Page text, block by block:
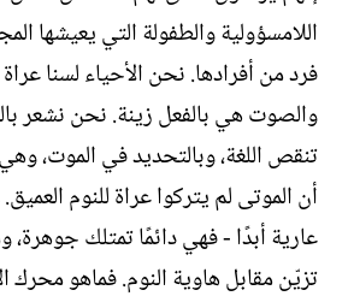
اللامسؤولية والطفولة التي يعيشها
فرد من أفرادها. نحن الأحياء لسنا عراة
والصوت هي بالفعل زينة. نحن نشعر
تنقص اللغة، وبالتحديد في الموت،
أن الموتى لم يتركوا عراة للنوم العميق.
عارية أبدًا - فهي دائمًا تمتلك جوهرة،
تزيّن مقابل هاوية النوم. فماهو محرك